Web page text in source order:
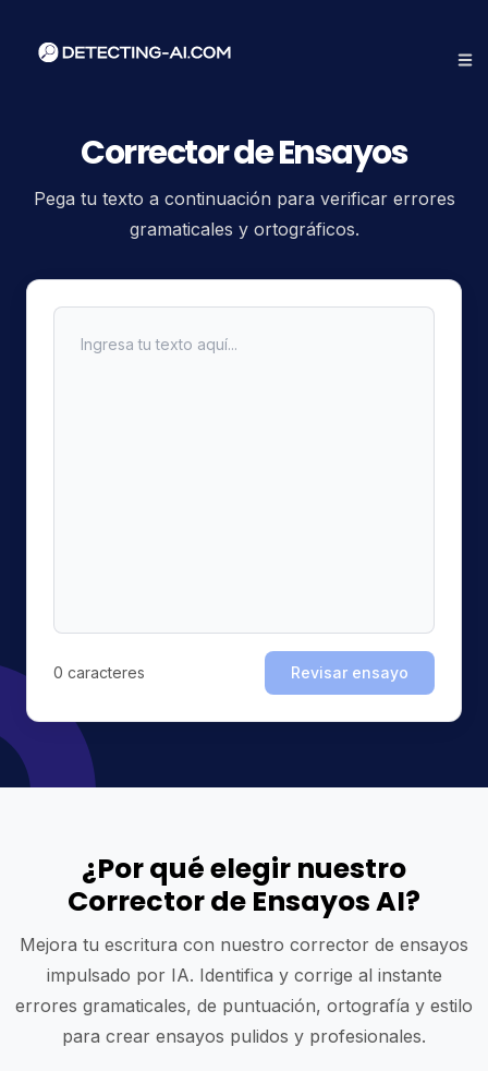
Corrector de Ensayos
Pega tu texto a continuación para verificar errores
gramaticales y ortográficos.
0 caracteres Revisar ensayo
¿Por qué elegir nuestro
Corrector de Ensayos AI?
Mejora tu escritura con nuestro corrector de ensayos
impulsado por IA. Identifica y corrige al instante
errores gramaticales, de puntuación, ortografía y estilo
para crear ensayos pulidos y profesionales.